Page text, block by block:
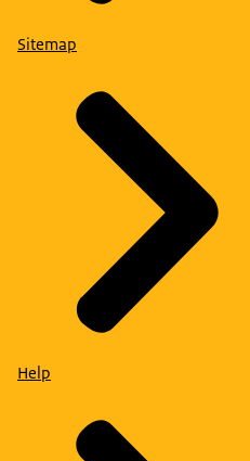
Sitemap
Help